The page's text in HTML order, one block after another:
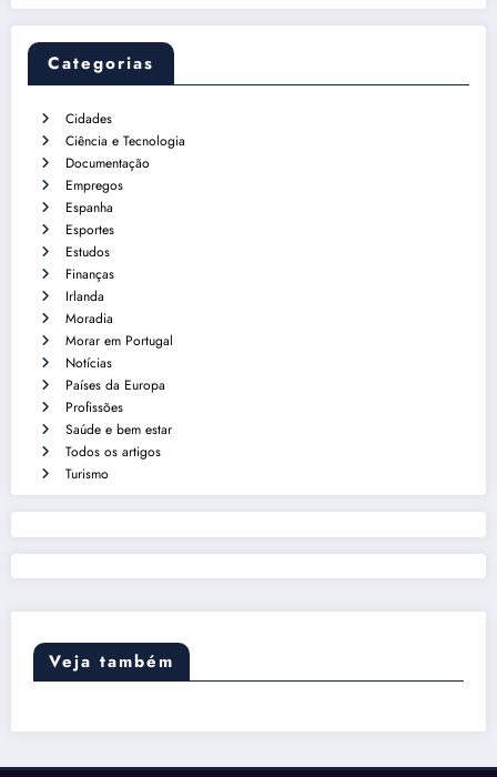
Categorias
Cidades
Ciência e Tecnologia
Documentação
Empregos
Espanha
Esportes
Estudos
Finanças
Irlanda
Moradia
Morar em Portugal
Notícias
Países da Europa
Profissões
Saúde e bem estar
Todos os artigos
Turismo
Veja também